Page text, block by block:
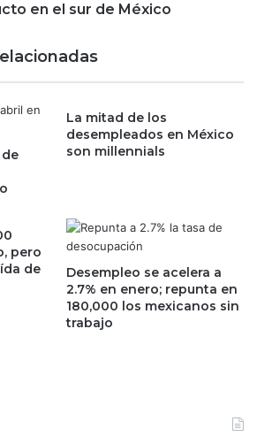
en el sur de México
La mitad de los
desempleados en México
son millennials
pero
de
Desempleo se acelera a
2.7% en enero; repunta en
180,000 los mexicanos sin
trabajo